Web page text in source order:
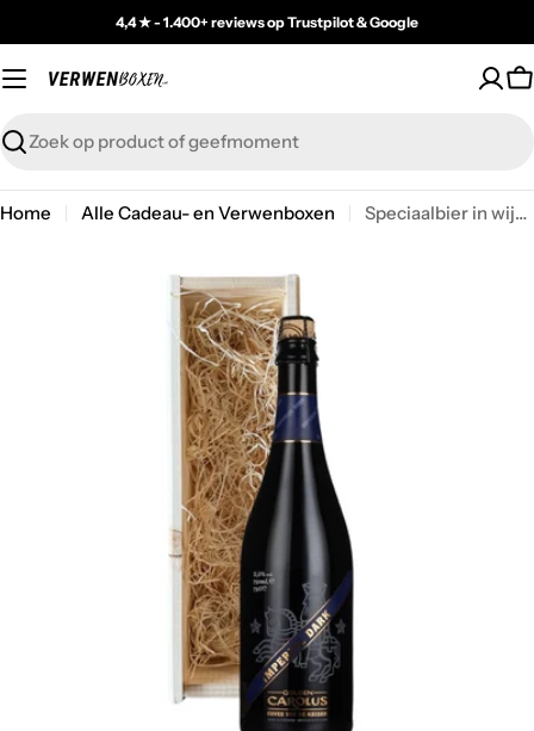
to
content
4,4 ★ - 1.400+ reviews op Trustpilot & Google
Zoeken
Home Alle Cadeau- en Verwenboxen Speciaalbier in wijnkist
media 0 in modal